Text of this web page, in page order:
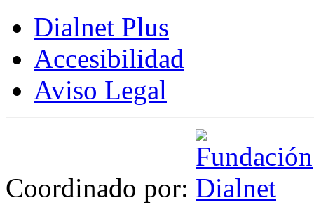
Dialnet Plus
Accesibilidad
Aviso Legal
Coordinado por: